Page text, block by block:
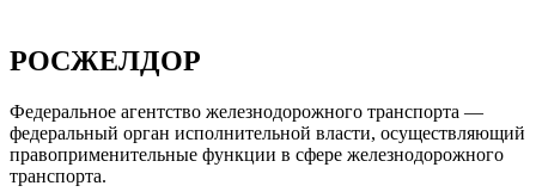
РОСЖЕЛДОР
Федеральное агентство железнодорожного транспорта —
федеральный орган исполнительной власти, осуществляющий
правоприменительные функции в сфере железнодорожного
транспорта.